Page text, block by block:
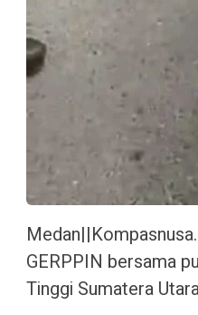
GERPPIN bersama
Tinggi Sumatera